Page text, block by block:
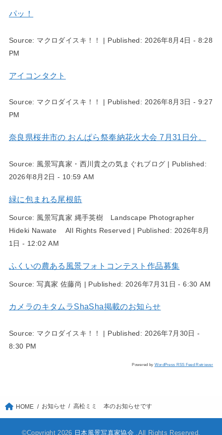
パッ！
Source: マクロダイスキ！！ | Published: 2026年8月4日 - 8:28
PM
アイコンタクト
Source: マクロダイスキ！！ | Published: 2026年8月3日 - 9:27
PM
奈良県桜井市の おんぱら祭奉納花火大会 7月31日分。
Source: 風景写真家・西川貴之の気まぐれブログ | Published:
2026年8月2日 - 10:59 AM
緑に包まれる尾根筋
Source: 風景写真家 縄手英樹 Landscape Photographer
Hideki Nawate All Rights Reserved | Published: 2026年8月
1日 - 12:02 AM
ふくいの農ある風景フォトコンテスト作品募集
Source:写真家 佐藤尚 | Published: 2026年7月31日 - 6:30 AM
カメラのキタムラShaSha掲載のお知らせ
Source: マクロダイスキ！！ | Published: 2026年7月30日 -
8:30 PM
Powered by WordPress RSS Feed Retriever
HOME お知らせ 高松ミミ 本のお知らせです
©Copyright 2026 日本風景写真家協会 .All Rights Reserved.